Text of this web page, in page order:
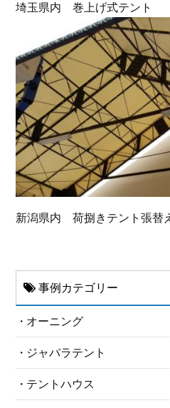
埼玉県内 巻上げ式テント
新潟県内 荷捌きテント張替
事例カテゴリー
オーニング
ジャバラテント
テントハウス